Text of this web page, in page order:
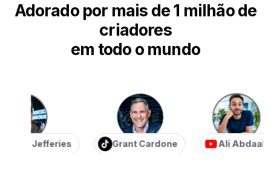
Adorado por mais de 1 milhão de
criadores
em todo o mundo
Jefferies Grant Cardone Ali Abdaal